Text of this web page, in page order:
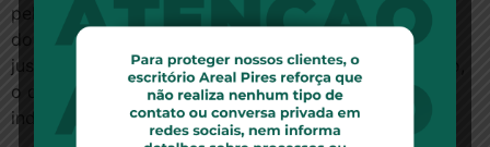
pela Lei 9.656/1998, artigos 30 e 31, para a aquisição
do direito de permanência do inativo no plano é
justamente ter contribuído na ativa para o seu custeio,
o que significa pagar uma mensalidade,
independentemente de usar a assistência médica.